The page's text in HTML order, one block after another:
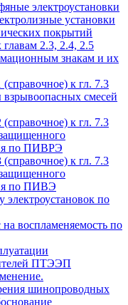
электроустановки
установки
покрытий
2.3, 2.4, 2.5
знакам и их
к гл. 7.3
смесей
к гл. 7.3
по ПИВРЭ
к гл. 7.3
по ПИВЭ
электроустановок по
воспламеняемость по
ПТЭЭП
шинопроводных